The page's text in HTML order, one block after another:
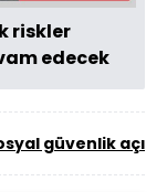
riskler
edecek
güvenlik açığı